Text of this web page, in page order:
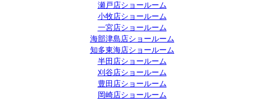
瀬戸店ショールーム
小牧店ショールーム
一宮店ショールーム
海部津島店ショールーム
知多東海店ショールーム
半田店ショールーム
刈谷店ショールーム
豊田店ショールーム
岡崎店ショールーム